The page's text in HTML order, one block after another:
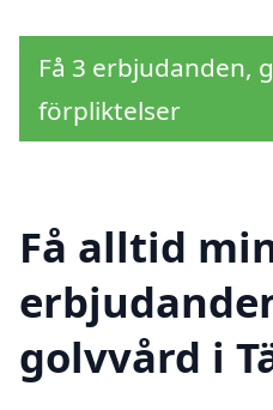
Få 3 erbjudanden,
förpliktelser
Få alltid
golvvård i